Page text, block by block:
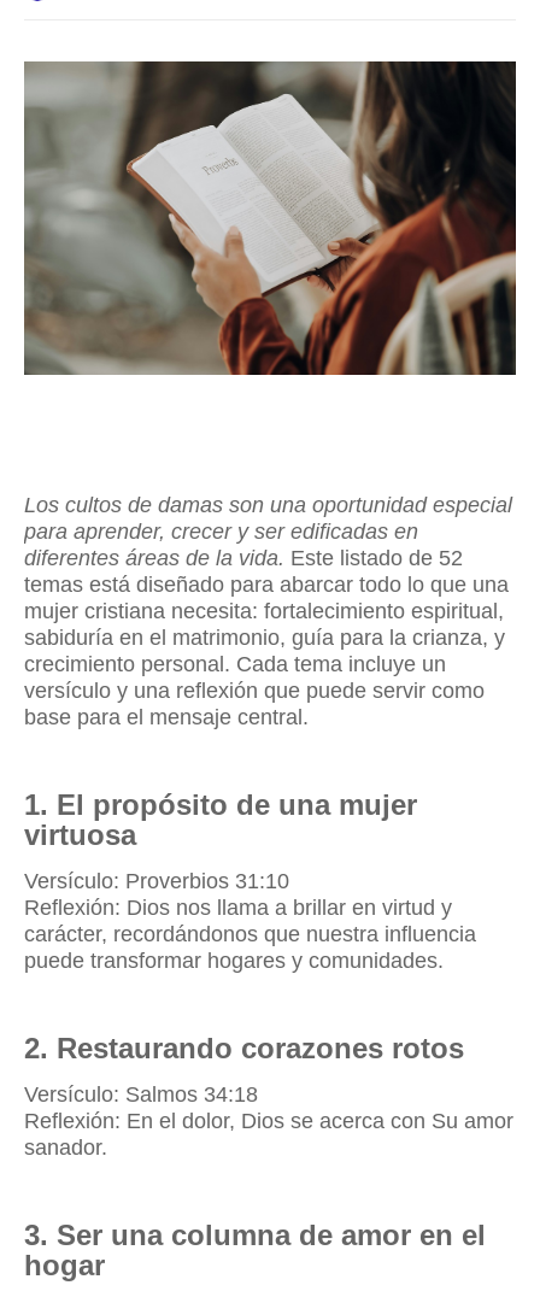
Los cultos de damas son una oportunidad especial
para aprender, crecer y ser edificadas en
diferentes áreas de la vida. Este listado de 52
temas está diseñado para abarcar todo lo que una
mujer cristiana necesita: fortalecimiento espiritual,
sabiduría en el matrimonio, guía para la crianza, y
crecimiento personal. Cada tema incluye un
versículo y una reflexión que puede servir como
base para el mensaje central.
1. El propósito de una mujer
virtuosa
Versículo: Proverbios 31:10
Reflexión: Dios nos llama a brillar en virtud y
carácter, recordándonos que nuestra influencia
puede transformar hogares y comunidades.
2. Restaurando corazones rotos
Versículo: Salmos 34:18
Reflexión: En el dolor, Dios se acerca con Su amor
sanador.
3. Ser una columna de amor en el
hogar